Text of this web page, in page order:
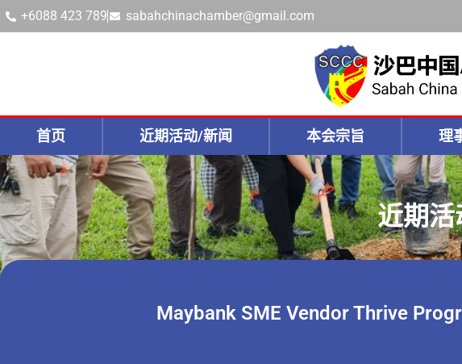
+6088 423 789 sabahchinachamber@gmail.com
首页 近期活动/新闻 本会宗旨 理
近期
Maybank SME Vendor Thrive